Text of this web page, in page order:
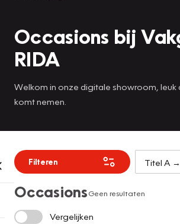
Occasions bij
RIDA
Welkom in onze digitale showroom, leuk
komt nemen.
Filteren
OccasionsGeen resultaten
Vergelijken